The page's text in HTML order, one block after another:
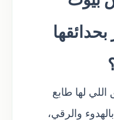
لها طابع
والرقي،